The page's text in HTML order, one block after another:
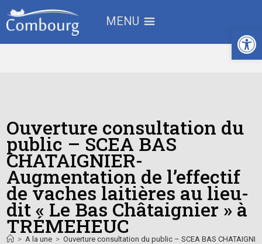
MENU
Ouverture consultation du
public – SCEA BAS
CHATAIGNIER-
Augmentation de l’effectif
de vaches laitières au lieu-
dit « Le Bas Châtaignier » à
TRÉMEHEUC
> A la une > Ouverture consultation du public – SCEA BAS